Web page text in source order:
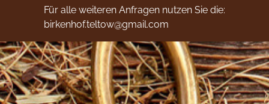
Für alle weiteren Anfragen nutzen Sie die:
birkenhof.teltow@gmail.com